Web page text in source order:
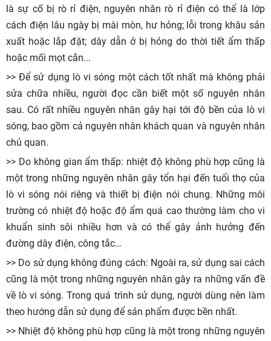
là sự cố bị rò rỉ điện, nguyên nhân rò rỉ điện có thể là lớp
cách điện lâu ngày bị mài mòn, hư hỏng; lỗi trong khâu sản
xuất hoặc lắp đặt; dây dẫn ở bị hỏng do thời tiết ẩm thấp
hoặc mối mọt cắn...
>> Để sử dụng lò vi sóng một cách tốt nhất mà không phải
sửa chữa nhiều, người đọc cần biết một số nguyên nhân
sau. Có rất nhiều nguyên nhân gây hại tới độ bền của lò vi
sóng, bao gồm cả nguyên nhân khách quan và nguyên nhân
chủ quan.
>> Do không gian ẩm thấp: nhiệt độ không phù hợp cũng là
một trong những nguyên nhân gây tổn hại đến tuổi thọ của
lò vi sóng nói riêng và thiết bị điện nói chung. Những môi
trường có nhiệt độ hoặc độ ẩm quá cao thường làm cho vi
khuẩn sinh sôi nhiều hơn và có thể gây ảnh hưởng đến
đường dây điện, công tắc…
>> Do sử dụng không đúng cách: Ngoài ra, sử dụng sai cách
cũng là một trong những nguyên nhân gây ra những vấn đề
về lò vi sóng. Trong quá trình sử dụng, người dùng nên làm
theo hướng dẫn sử dụng để sản phẩm được bền nhất.
>> Nhiệt độ không phù hợp cũng là một trong những nguyên